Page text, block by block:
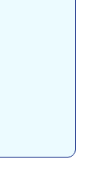
HC-LA | 25x